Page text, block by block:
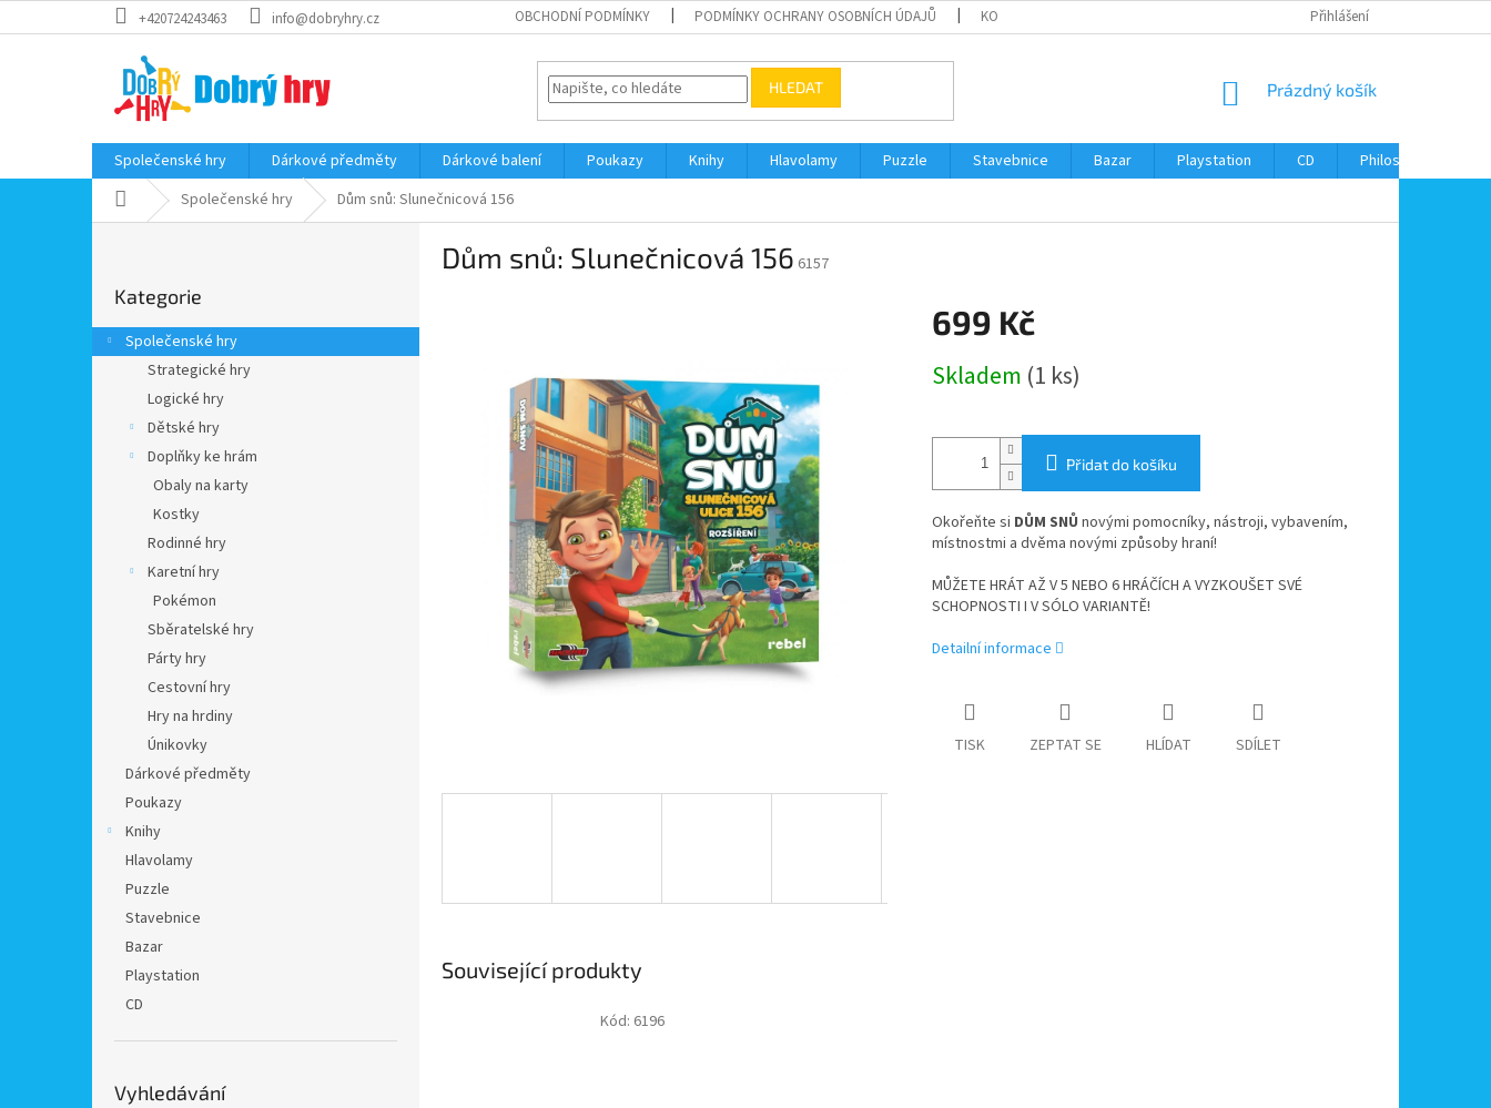
na
+420724243463 info@dobryhry.cz OBCHODNÍ PODMÍNKY PODMÍNKY OCHRANY OSOBNÍCH ÚDAJŮ KONTAKTY Přihlášení
HLEDAT
NÁKUPNÍ
Prázdný košík
Společenské hry Dárkové předměty Dárkové balení Poukazy Knihy Hlavolamy Puzzle Stavebnice Bazar Playstation CD Philos
Domů Společenské hry Dům snů: Slunečnicová 156
r
a
kategorie
Kategorie
Společenské hry
Strategické hry
Logické hry
Dětské hry
Doplňky ke hrám
Obaly na karty
Kostky
Rodinné hry
Karetní hry
Pokémon
Sběratelské hry
Párty hry
Cestovní hry
Hry na hrdiny
Únikovky
Dárkové předměty
Poukazy
Knihy
Hlavolamy
Puzzle
Stavebnice
Bazar
Playstation
CD
Vyhledávání
Dům snů: Slunečnicová 156 6157
699 Kč
cena:
Skladem (1 ks)
Přidat do košíku
Okořeňte si DŮM SNŮ novými pomocníky, nástroji, vybavením,
místnostmi a dvěma novými způsoby hraní!
MŮŽETE HRÁT AŽ V 5 NEBO 6 HRÁČÍCH A VYZKOUŠET SVÉ
SCHOPNOSTI I V SÓLO VARIANTĚ!
Detailní informace
TISK ZEPTAT SE HLÍDAT SDÍLET
Související produkty
Kód: 6196